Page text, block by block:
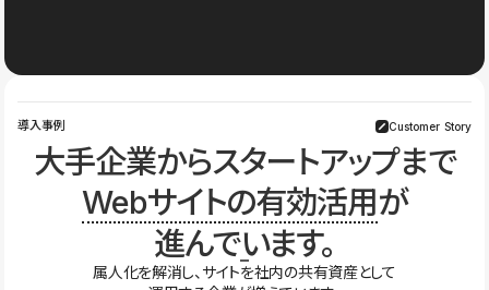
導入事例 Customer Story
大手企業からスタートアップまで
Webサイトの有効活用が
進んでいます。
属人化を解消し、サイトを社内の共有資産として